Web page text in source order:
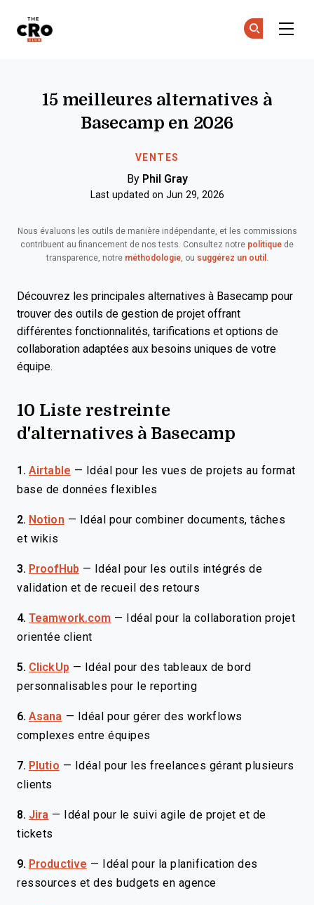
VENTES
15 meilleures alternatives à
Basecamp en 2026
By Phil Gray
Last updated on Jun 29, 2026
Nous évaluons les outils de manière indépendante, et les commissions
contribuent au financement de nos tests. Consultez notre politique de
transparence, notre méthodologie, ou suggérez un outil .
Découvrez les principales alternatives à Basecamp pour
trouver des outils de gestion de projet offrant
différentes fonctionnalités, tarifications et options de
collaboration adaptées aux besoins uniques de votre
équipe.
10 Liste restreinte
d'alternatives à Basecamp
1. Airtable —
Idéal pour les vues de projets au format
base de données flexibles
2. Notion —
Idéal pour combiner documents, tâches
et wikis
3. ProofHub —
Idéal pour les outils intégrés de
validation et de recueil des retours
4. Teamwork.com —
Idéal pour la collaboration projet
orientée client
5. ClickUp —
Idéal pour des tableaux de bord
personnalisables pour le reporting
6. Asana —
Idéal pour gérer des workflows
complexes entre équipes
7. Plutio —
Idéal pour les freelances gérant plusieurs
clients
8. Jira —
Idéal pour le suivi agile de projet et de
tickets
9. Productive —
Idéal pour la planification des
ressources et des budgets en agence